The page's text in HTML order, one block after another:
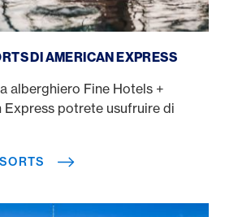
DI AMERICAN EXPRESS
alberghiero Fine Hotels +
Express potrete usufruire di